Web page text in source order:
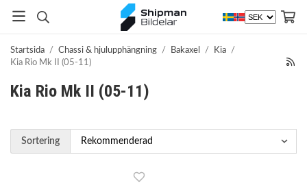
Startsida / Chassi & hjulupphängning / Bakaxel / Kia /
Kia Rio Mk II (05-11)
Kia Rio Mk II (05-11)
Sortering